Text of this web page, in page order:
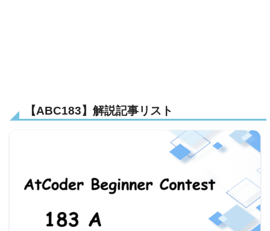
【ABC183】解説記事リスト